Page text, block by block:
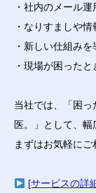
・社内のメール
・なりすましや
・新しい仕組み
・現場が困った
当社では、「困
医。」として、
まずはお気軽にご
[サービスの詳